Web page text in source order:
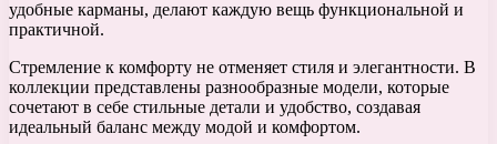
удобные карманы, делают каждую вещь функциональной и
практичной.
Стремление к комфорту не отменяет стиля и элегантности. В
коллекции представлены разнообразные модели, которые
сочетают в себе стильные детали и удобство, создавая
идеальный баланс между модой и комфортом.